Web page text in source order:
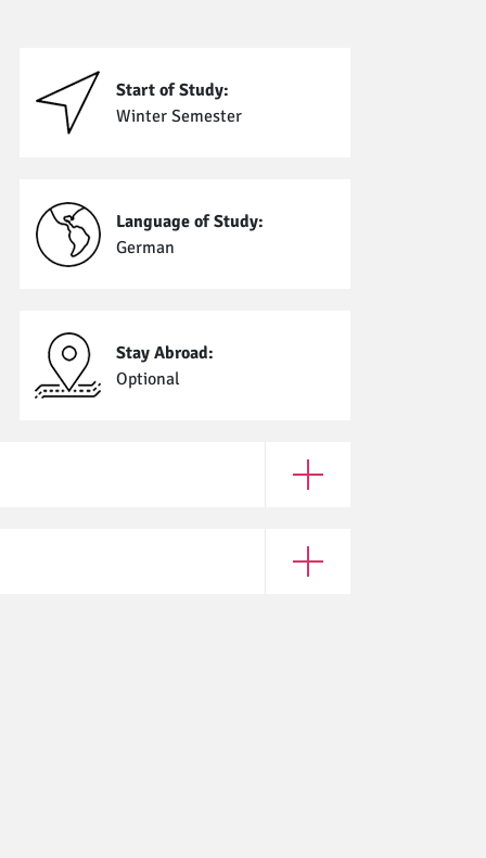
Start of Study:
Winter Semester
Language of Study:
German
Stay Abroad:
Optional
Open Enrollment
Open Application